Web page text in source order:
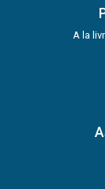
A la